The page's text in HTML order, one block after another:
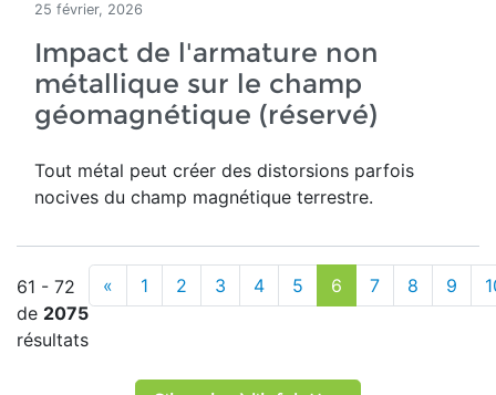
25 février, 2026
Impact de l'armature non
métallique sur le champ
géomagnétique (réservé)
Tout métal peut créer des distorsions parfois
nocives du champ magnétique terrestre.
61 - 72
de 2075
résultats
« 1 2 3 4 5 6 7 8 9